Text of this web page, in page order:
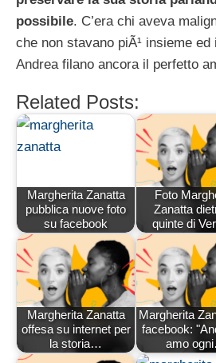
possibile. C’era chi aveva
che non stavano piÃ¹ insieme
Andrea filano ancora il perfetto
Related Posts:
Margherita Zanatta
pubblica nuove foto
su facebook
Foto
Zanatta
quinte di
Margherita Zanatta
offesa su internet per
la storia…
Margherita
facebook:
amo